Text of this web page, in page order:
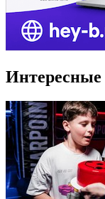
Интересные